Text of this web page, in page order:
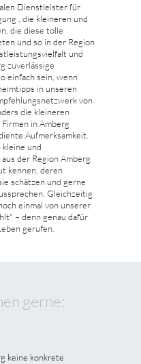
Dienstleister für
, die kleineren und
die diese tolle
und so in der Region
und
zuverlässige
einfach sein, wenn
in unseren
von
die kleineren
in Amberg
Aufmerksamkeit.
kleine und
der Region Amberg
kennen, deren
schätzen und gerne
Gleichzeitig
einmal von unserer
– denn genau dafür
gerufen.
gerne:
keine konkrete